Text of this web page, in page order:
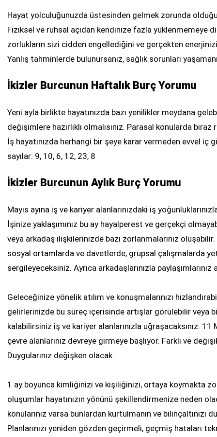
Milletvekili Alkayış: '3 Kasım, millet
gerçekleştiği gündür'
Adıyaman Müftüsü Dr. Haliloğlu, deprem
ilişkilerdeki sorunlara dikkat çekti -
Hayat yolculuğunuzda üstesinden gelmek zorunda
Fiziksel ve ruhsal açıdan kendinize fazla yüklenmemeye
zorlukların sizi cidden engellediğini ve gerçekten
Yanlış tahminlerde bulunursanız, sağlık sorunları
İkizler Burcunun Haftalık Burç Yorumu
Yeni ayla birlikte hayatınızda bazı yenilikler meydana
değişimlere hazırlıklı olmalısınız. Parasal konularda
İş hayatınızda herhangi bir şeye karar vermeden evvel iç
sayılar: 9, 10, 6, 12, 23, 8
İkizler Burcunun Aylık Burç Yorumu
Mayıs ayına iş ve kariyer alanlarınızdaki iş
İşinize yaklaşımınız bu ay hayalperest ve gerçekçi
veya arkadaş ilişkilerinizde bazı zorlanmalarınız
sosyal ortamlarda ve davetlerde, grupsal çalışmalarda
sergileyeceksiniz. Ayrıca arkadaşlarınızla paylaşımlarınız
Geleceğinize yönelik atılım ve konuşmalarınızı
gelirlerinizde bu süreç içerisinde artışlar görülebilir veya
kalabilirsiniz iş ve kariyer alanlarınızla uğraşacaksınız. 11
çevre alanlarınız devreye girmeye başlıyor. Farklı ve
Duygularınız değişken olacak.
1 ay boyunca kimliğinizi ve kişiliğinizi, ortaya koymakta
oluşumlar hayatınızın yönünü şekillendirmenize neden
konularınız varsa bunlardan kurtulmanın ve bilinçaltınızı
Planlarınızı yeniden gözden geçirmeli, geçmiş hataları